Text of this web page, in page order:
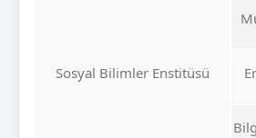
Sosyal Bilimler Enstitüsü